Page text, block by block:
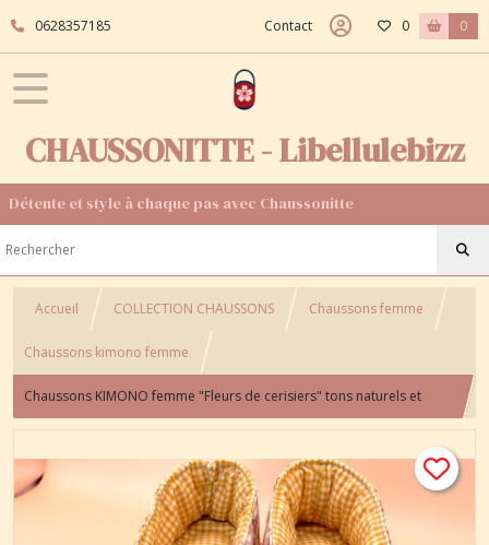
0628357185 Contact 0 0
CHAUSSONITTE - Libellulebizz
Détente et style à chaque pas avec Chaussonitte
Accueil COLLECTION CHAUSSONS Chaussons femme
Chaussons kimono femme
Chaussons KIMONO femme "Fleurs de cerisiers" tons naturels et